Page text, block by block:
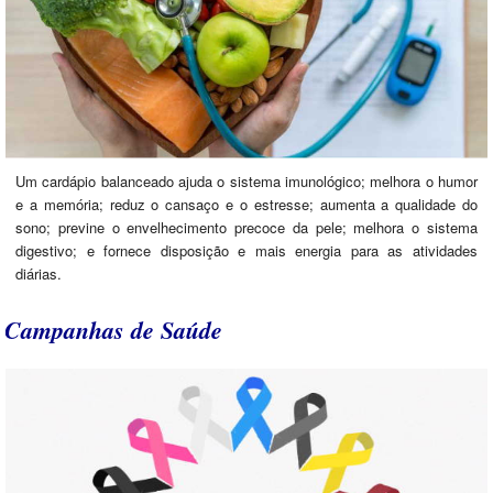
Um cardápio balanceado ajuda o sistema imunológico; melhora o humor
e a memória; reduz o cansaço e o estresse; aumenta a qualidade do
sono; previne o envelhecimento precoce da pele; melhora o sistema
digestivo; e fornece disposição e mais energia para as atividades
diárias.
Campanhas de Saúde